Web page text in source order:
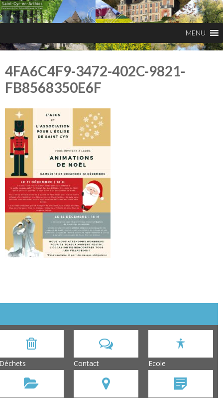
4FA6C4F9-3472-402C-9821-
FB8568350E6F
Contact Ecole